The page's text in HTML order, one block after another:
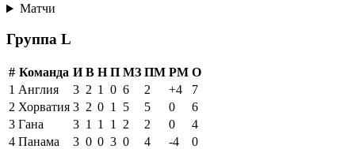
Матчи
Группа L
# Команда И В Н П МЗ ПМ РМ О
1 Англия 3 2 1 0 6 2 +4
7
2 Хорватия 3 2 0 1 5 5 0
6
3 Гана 3 1 1 1 2 2 0
4
4 Панама 3 0 0 3 0 4 -4
0